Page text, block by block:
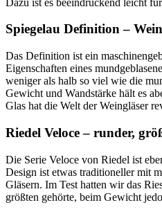
Spiegelau Definition –
Das Definition ist ein
Eigenschaften eines
weniger als halb so viel wie die
Gewicht und Wandstärke hält es
Glas hat die Welt der Weingläser
Riedel Veloce – runder,
Die Serie Veloce von Riedel ist
Design ist etwas traditioneller mit
Gläsern. Im Test hatten wir das
größten gehörte, beim Gewicht